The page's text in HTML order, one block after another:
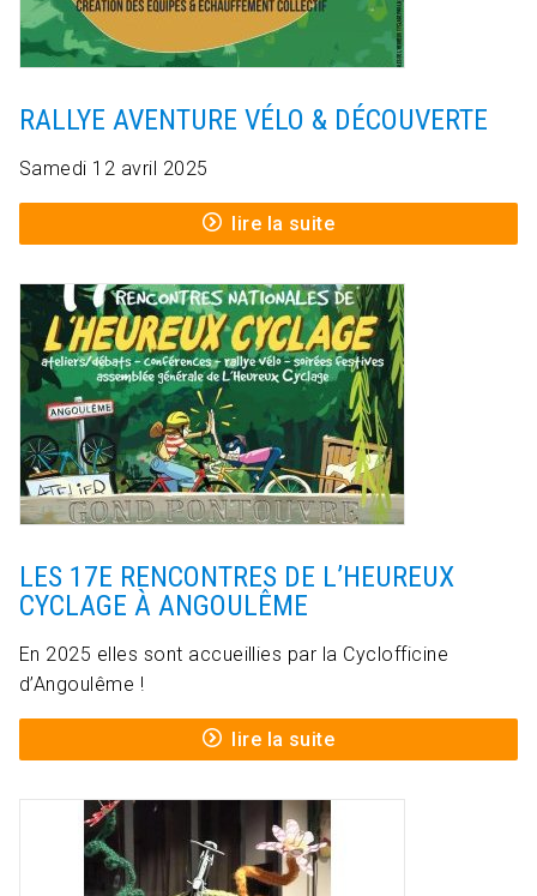
RALLYE AVENTURE VÉLO & DÉCOUVERTE
Samedi 12 avril 2025
lire la suite
LES 17E RENCONTRES DE L’HEUREUX
CYCLAGE À ANGOULÊME
En 2025 elles sont accueillies par la Cyclofficine
d’Angoulême !
lire la suite